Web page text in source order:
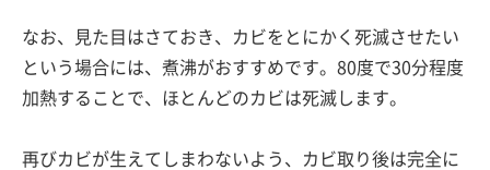
なお、見た目はさておき、カビをとにかく死滅させたい
という場合には、煮沸がおすすめです。80度で30分程度
加熱することで、ほとんどのカビは死滅します。
再びカビが生えてしまわないよう、カビ取り後は完全に